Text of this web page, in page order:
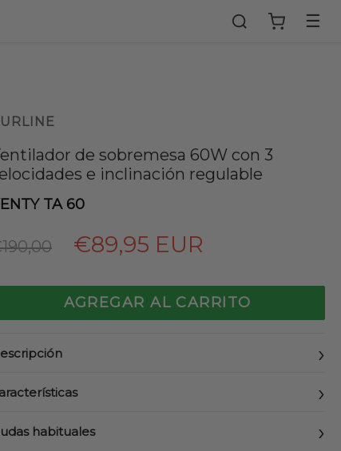
☰
de sobremesa 60W con 3
e inclinación regulable
TA 60
€89,95 EUR
AGREGAR AL CARRITO
habituales